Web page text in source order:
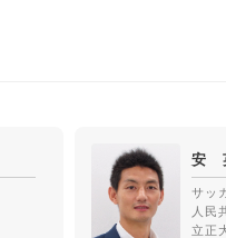
安
サッ
人民
立正